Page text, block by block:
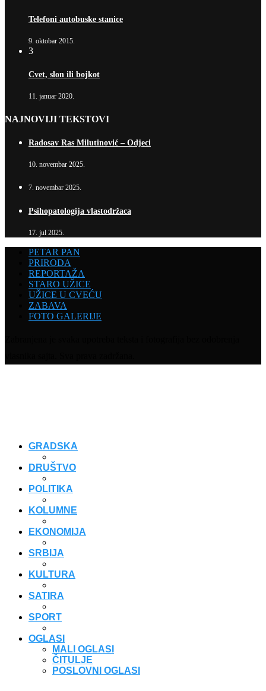
Telefoni autobuske stanice
9. oktobar 2015.
3
Cvet, slon ili bojkot
11. januar 2020.
NAJNOVIJI TEKSTOVI
Radosav Ras Milutinović – Odjeci
10. novembar 2025.
7. novembar 2025.
Psihopatologija vlastodržaca
17. jul 2025.
PETAR PAN
PRIRODA
REPORTAŽA
STARO UŽICE
UŽICE U CVEĆU
ZABAVA
FOTO GALERIJE
GRADSKA
DRUŠTVO
POLITIKA
KOLUMNE
EKONOMIJA
SRBIJA
KULTURA
SATIRA
SPORT
OGLASI
MALI OGLASI
ČITULJE
POSLOVNI OGLASI